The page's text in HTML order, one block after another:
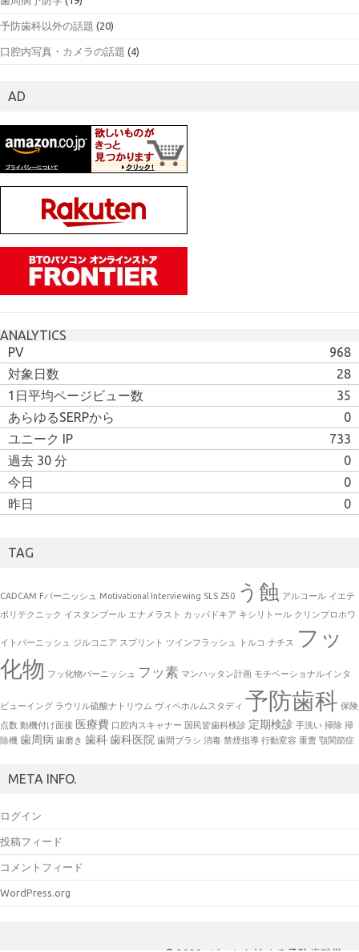
予防歯科以外の話題 (20)
口腔内写真・カメラの話題 (4)
AD
ANALYTICS
PV
968
対象日数
28
1日平均ページビュー数
35
あらゆるSERPから
0
ユニーク IP
733
過去 30 分
0
今日
0
昨日
0
TAG
CADCAM Fバーニッシュ Motivational Interviewing SLS Z50 う蝕 アルコール イエテ
ボリテクニック イスタンブール エナメラスト カッパドキア キシリトール クリンプロホワ
イトバーニッシュ ジルコニア スプリント ツインフラッシュ トルコ ナチス
フッ
化物 フッ化物バーニッシュ フッ素 マンハッタン計画 モチベーショナルインタ
ビューイング ラウリル硫酸ナトリウム ヴィペホルムスタディ 予防歯科 保険
点数 動機付け面接 医療費 口腔内スキャナー 国民皆歯科検診 定期検診 手洗い 掃除 掃
除機 歯周病 歯磨き 歯科歯科医院 歯間ブラシ 消毒 禁煙指導 行動変容 重曹 顎関節症
META INFO.
ログイン
投稿フィード
コメントフィード
WordPress.org